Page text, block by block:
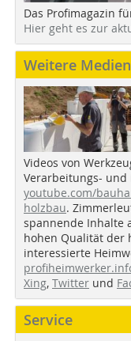
Das Profimagazin
Hier geht es zur
Weitere
Videos von
Verarbeitungs-
youtube.com/
holzbau.
spannende Inhalte
hohen Qualität der
interessierte
Xing, Twitter und
Service